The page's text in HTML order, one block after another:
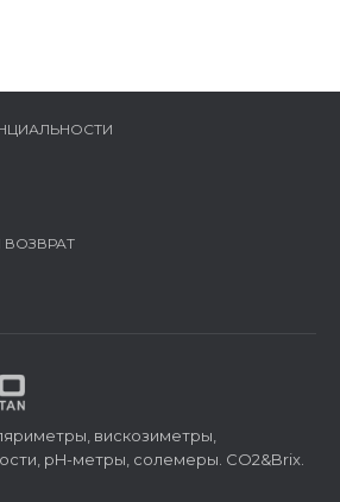
вискозиметры,
pH-метры, солемеры. CO2&Brix.